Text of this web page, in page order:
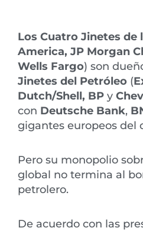
Los Cuatro Jinetes de
America, JP Morgan
Wells Fargo) son
Jinetes del Petróleo (
Dutch/Shell, BP y
con Deutsche Bank,
gigantes europeos del
Pero su monopolio
global no termina al
petrolero.
De acuerdo con las